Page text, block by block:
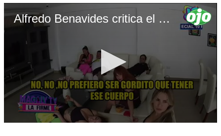
Alfredo Benavides critica el físico de La Mackyna